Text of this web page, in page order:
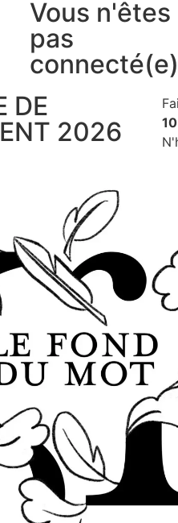
Vous n'êtes
pas
connecté(e)
DE
2026